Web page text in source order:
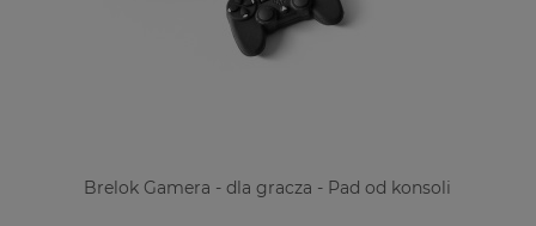
Brelok Gamera - dla gracza - Pad od konsoli